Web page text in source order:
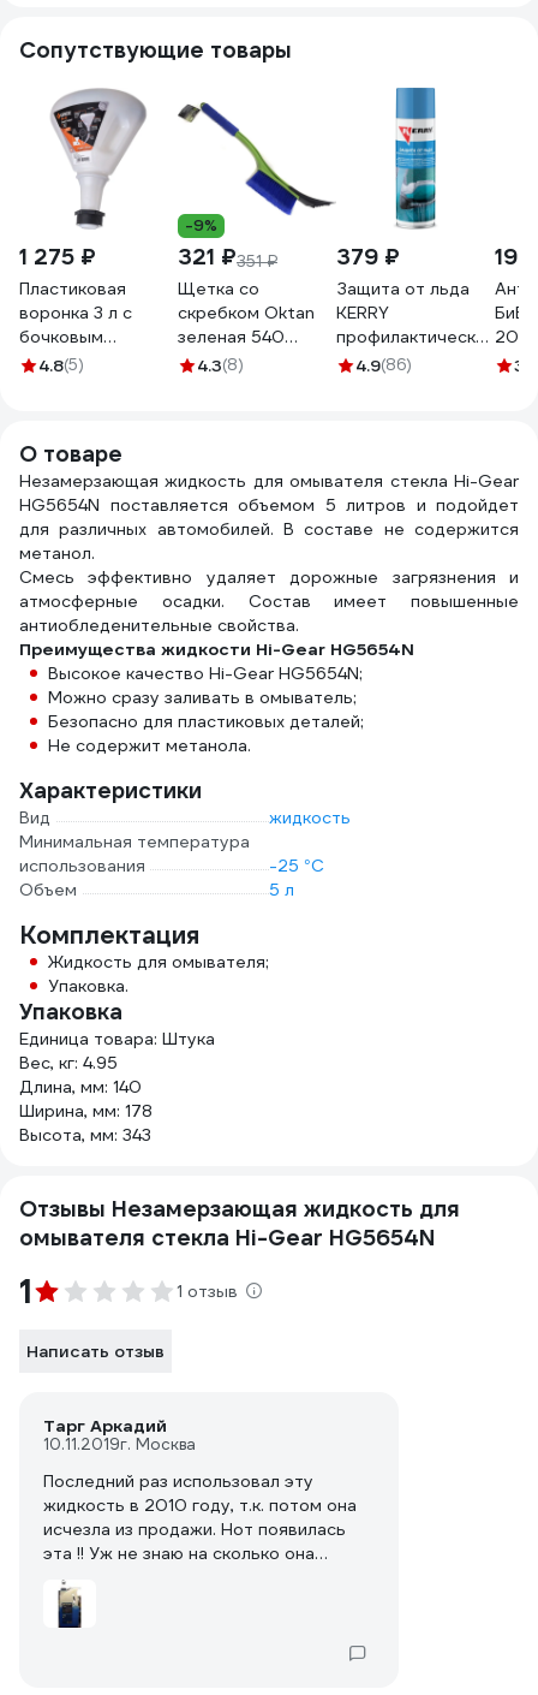
Сопутствующие товары
1 275 ₽
Пластиковая
воронка 3 л с
бочковым
адаптером GROZ
4.8(5)
-9%
321 ₽351 ₽
Щетка со
скребком Oktan
зеленая 540
KGA3-01-05
4.3(8)
379 ₽
Защита от льда
KERRY
профилактическое
средство от
4.9(86)
200
3.7
О товаре
Незамерзающая жидкость для омывателя стекла Hi-Gear
HG5654N поставляется объемом 5 литров и подойдет
для различных автомобилей. В составе не содержится
метанол.
Смесь эффективно удаляет дорожные загрязнения и
атмосферные осадки. Состав имеет повышенные
антиобледенительные свойства.
Преимущества жидкости Hi-Gear HG5654N
Высокое качество Hi-Gear HG5654N;
Можно сразу заливать в омыватель;
Безопасно для пластиковых деталей;
Не содержит метанола.
Характеристики
Вид
жидкость
Минимальная температура
использования
-25 °С
Объем
5 л
Комплектация
Жидкость для омывателя;
Упаковка.
Упаковка
Единица товара: Штука
Вес, кг: 4.95
Длина, мм: 140
Ширина, мм: 178
Высота, мм: 343
Отзывы Незамерзающая жидкость для
омывателя стекла Hi-Gear HG5654N
1 1 отзыв
Написать отзыв
Тарг Аркадий
10.11.2019г. Москва
Последний раз использовал эту
жидкость в 2010 году, т.к. потом она
исчезла из продажи. Нот появилась
эта !! Уж не знаю на сколько она
оригинальная,учитывая,что сделана по
лицензии,но качество
ужасное.Оригинальное на фото!-
именно такую я использовал ранее , и